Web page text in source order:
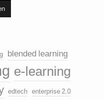
blended learning
e-learning
edtech enterprise 2.0